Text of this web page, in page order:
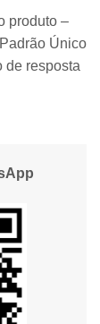
produto –
Único
de resposta